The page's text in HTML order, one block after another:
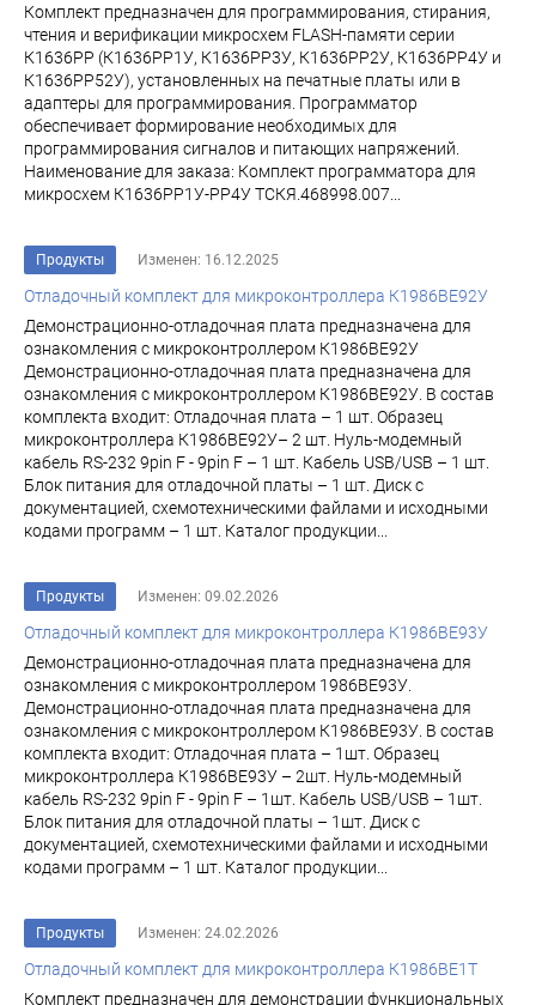
Комплект предназначен для программирования, стирания,
чтения и верификации микросхем FLASH-памяти серии
К1636РР (К1636РР1У, К1636РР3У, К1636РР2У, К1636РР4У и
К1636РР52У), установленных на печатные платы или в
адаптеры для программирования. Программатор
обеспечивает формирование необходимых для
программирования сигналов и питающих напряжений.
Наименование для заказа: Комплект программатора для
микросхем К1636РР1У-РР4У ТСКЯ.468998.007...
Продукты Изменен: 16.12.2025
Отладочный комплект для микроконтроллера К1986ВЕ92У
Демонстрационно-отладочная плата предназначена для
ознакомления с микроконтроллером К1986ВЕ92У
Демонстрационно-отладочная плата предназначена для
ознакомления с микроконтроллером К1986ВЕ92У. В состав
комплекта входит: Отладочная плата – 1 шт. Образец
микроконтроллера К1986ВЕ92У– 2 шт. Нуль-модемный
кабель RS-232 9pin F - 9pin F – 1 шт. Кабель USB/USB – 1 шт.
Блок питания для отладочной платы – 1 шт. Диск с
документацией, схемотехническими файлами и исходными
кодами программ – 1 шт. Каталог продукции...
Продукты Изменен: 09.02.2026
Отладочный комплект для микроконтроллера К1986ВЕ93У
Демонстрационно-отладочная плата предназначена для
ознакомления с микроконтроллером 1986ВЕ93У.
Демонстрационно-отладочная плата предназначена для
ознакомления с микроконтроллером К1986ВЕ93У. В состав
комплекта входит: Отладочная плата – 1шт. Образец
микроконтроллера К1986ВЕ93У – 2шт. Нуль-модемный
кабель RS-232 9pin F - 9pin F – 1шт. Кабель USB/USB – 1шт.
Блок питания для отладочной платы – 1шт. Диск с
документацией, схемотехническими файлами и исходными
кодами программ – 1 шт. Каталог продукции...
Продукты Изменен: 24.02.2026
Отладочный комплект для микроконтроллера К1986ВЕ1Т
Комплект предназначен для демонстрации функциональных